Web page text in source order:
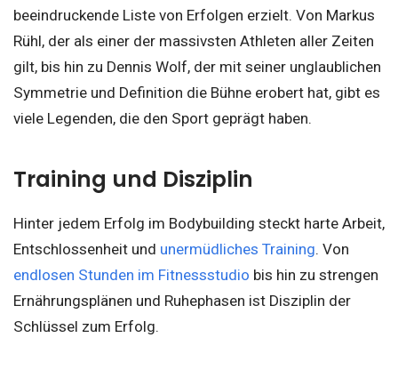
beeindruckende Liste von Erfolgen erzielt. Von Markus
Rühl, der als einer der massivsten Athleten aller Zeiten
gilt, bis hin zu Dennis Wolf, der mit seiner unglaublichen
Symmetrie und Definition die Bühne erobert hat, gibt es
viele Legenden, die den Sport geprägt haben.
Training und Disziplin
Hinter jedem Erfolg im Bodybuilding steckt harte Arbeit,
Entschlossenheit und unermüdliches Training. Von
endlosen Stunden im Fitnessstudio bis hin zu strengen
Ernährungsplänen und Ruhephasen ist Disziplin der
Schlüssel zum Erfolg.